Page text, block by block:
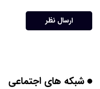
ارسال نظر
شبکه های اجتماعی